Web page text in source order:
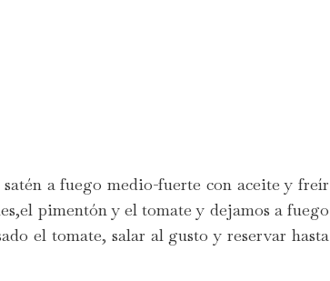
a fuego medio-fuerte con aceite y freír
pimentón y el tomate y dejamos a fuego
el tomate, salar al gusto y reservar hasta